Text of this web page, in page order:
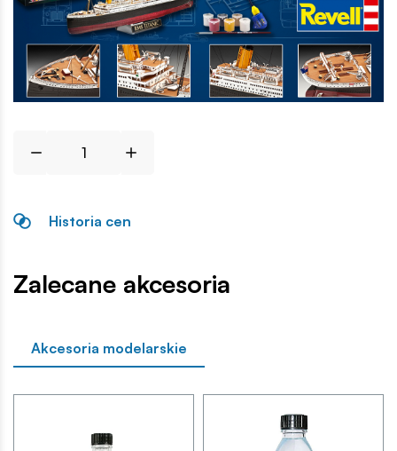
Historia cen
Zalecane akcesoria
Akcesoria modelarskie